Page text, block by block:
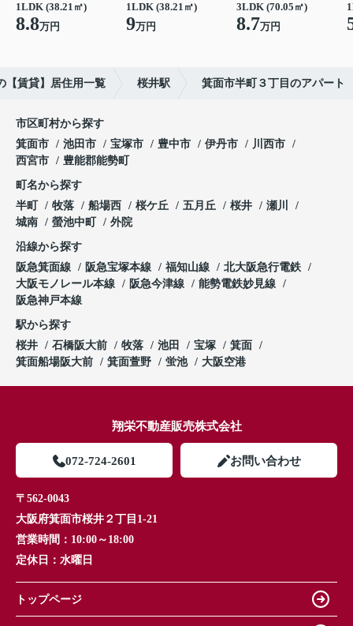
1LDK (38.21㎡)
8.8万円
1LDK (38.21㎡)
9万円
3LDK (70.05㎡)
8.7万円
【賃貸】居住用一覧 桜井駅 箕面市半町３丁目のアパート
市区町村から探す
箕面市
池田市 宝塚市 豊中市 伊丹市
川西市
西宮市
豊能郡能勢町
町名から探す
半町
牧落 船場西 桜ケ丘 五月丘 桜井
瀬川
城南
螢池中町 外院
沿線から探す
阪急箕面線
阪急宝塚本線 福知山線
北大阪急行電鉄
大阪モノレール本線
阪急今津線
能勢電鉄妙見線
阪急神戸本線
駅から探す
桜井
石橋阪大前 牧落 池田 宝塚
箕面
箕面船場阪大前
箕面萱野 蛍池 大阪空港
翔栄不動産販売株式会社
072-724-2601 お問い合わせ
〒562-0043
大阪府箕面市桜井２丁目1-21
営業時間： 10:00～18:00
定休日： 水曜日
トップページ